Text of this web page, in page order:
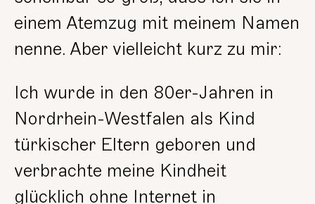
einem Atemzug mit meinem Namen
nenne. Aber vielleicht kurz zu mir:
Ich wurde in den 80er-Jahren in
Nordrhein-Westfalen als Kind
türkischer Eltern geboren und
verbrachte meine Kindheit
glücklich ohne Internet in